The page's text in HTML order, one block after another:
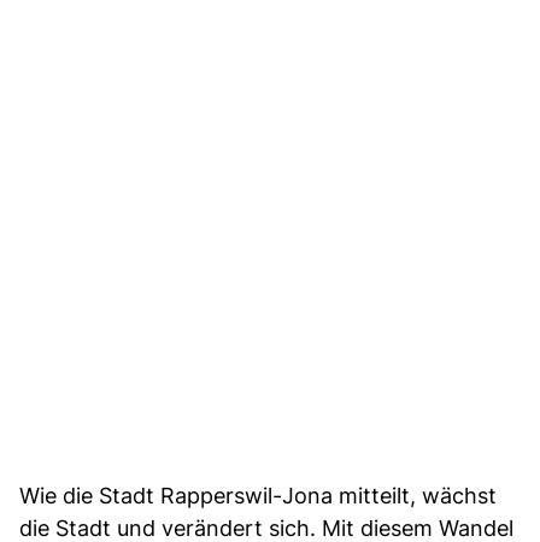
Wie die Stadt Rapperswil-Jona mitteilt, wächst
die Stadt und verändert sich. Mit diesem Wandel